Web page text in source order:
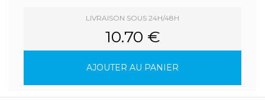
LIVRAISON SOUS 24H/48H
10.70 €
AJOUTER AU PANIER